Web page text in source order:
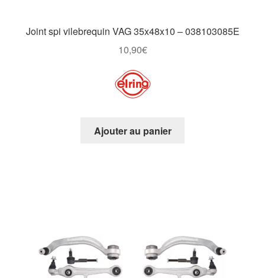
Joint spi vilebrequin VAG 35x48x10 – 038103085E
10,90€
Ajouter au panier